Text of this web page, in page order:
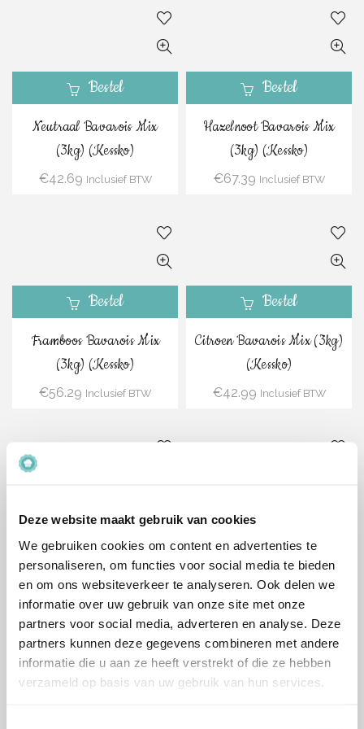
Deze website maakt gebruik van cookies
We gebruiken cookies om content en advertenties te
personaliseren, om functies voor social media te bieden
en om ons websiteverkeer te analyseren. Ook delen we
informatie over uw gebruik van onze site met onze
partners voor social media, adverteren en analyse. Deze
partners kunnen deze gegevens combineren met andere
informatie die u aan ze heeft verstrekt of die ze hebben
verzameld op basis van uw gebruik van hun services.
Bestel
Neutraal Bavarois Mix
(3kg) (Kessko)
€42.69 Inclusief BTW
Bestel
Hazelnoot Bavarois Mix
(3kg) (Kessko)
€67.39 Inclusief BTW
Bestel
Framboos Bavarois Mix
(3kg) (Kessko)
€56.29 Inclusief BTW
Bestel
Citroen Bavarois Mix (3kg)
(Kessko)
€42.99 Inclusief BTW
Bestel
Chocolade Bavarois Mix
(3kg) (Kessko)
€51.29 Inclusief BTW
Aardbei Bavarois Mix (3kg)
(Kessko)
€61.59 Inclusief BTW